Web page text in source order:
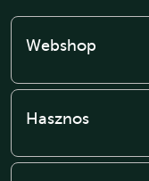
Webshop
Hasznos